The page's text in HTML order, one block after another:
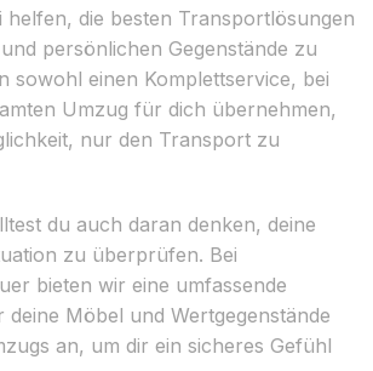
helfen, die besten Transportlösungen
persönlichen Gegenstände zu
sowohl einen Komplettservice, bei
Umzug für dich übernehmen,
nur den Transport zu
du auch daran denken, deine
zu überprüfen. Bei
bieten wir eine umfassende
Möbel und Wertgegenstände
an, um dir ein sicheres Gefühl